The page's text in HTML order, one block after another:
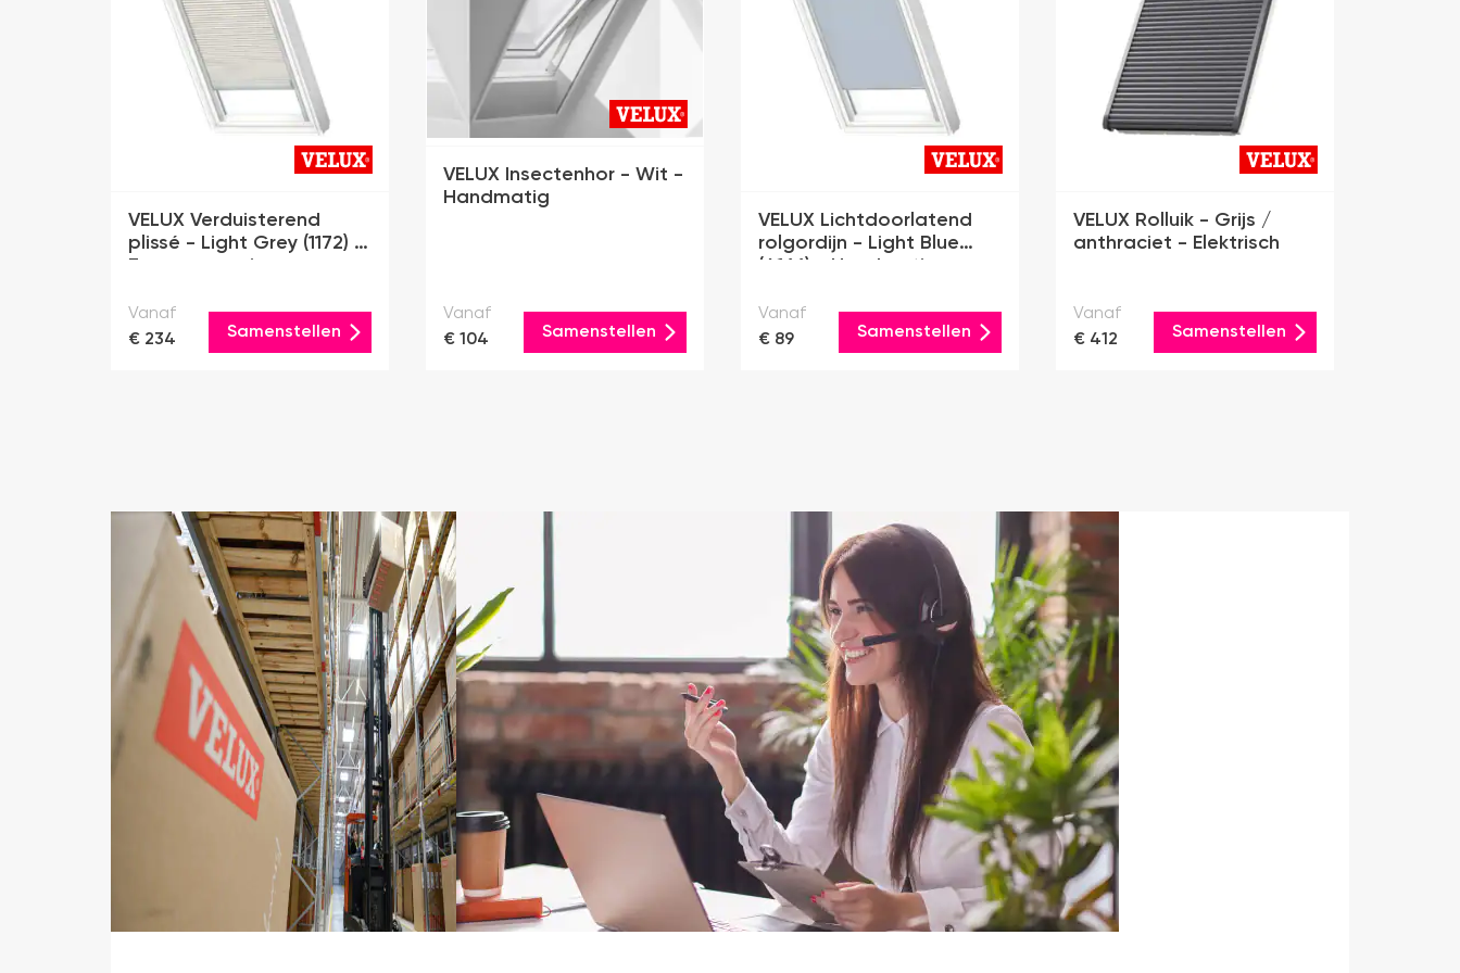
VELUX Verduisterend
plissé - Light Grey (1172) -
Zonne-energie
Vanaf
€ 234
Samenstellen
VELUX Insectenhor - Wit -
Handmatig
Vanaf
€ 104
Samenstellen
VELUX Lichtdoorlatend
rolgordijn - Light Blue
(4166) - Handmatig
Vanaf
€ 89
Samenstellen
VELUX Rolluik - Grijs /
anthraciet - Elektrisch
Vanaf
€ 412
Samenstellen